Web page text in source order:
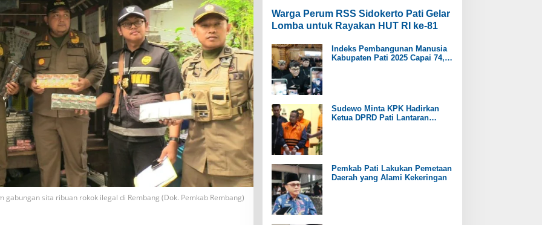
gabungan sita ribuan rokok ilegal di Rembang (Dok. Pemkab Rembang)
Warga Perum RSS Sidokerto Pati Gelar
Lomba untuk Rayakan HUT RI ke-81
Indeks Pembangunan Manusia
Kabupaten Pati 2025 Capai 74,98
Sudewo Minta KPK Hadirkan
Ketua DPRD Pati Lantaran
Pemkab Pati Lakukan Pemetaan
Daerah yang Alami Kekeringan